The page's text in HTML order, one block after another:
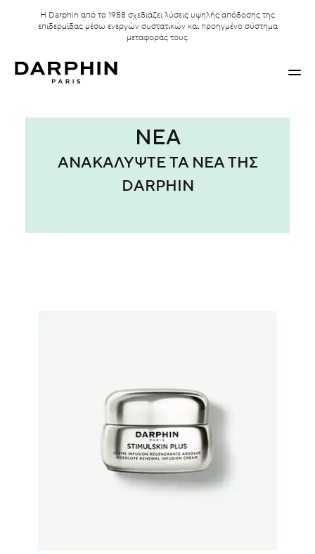
Η Darphin από το 1958 σχεδιάζει λύσεις υψηλής απόδοσης της
επιδερμίδας μέσω ενεργών συστατικών και προηγμένο σύστημα
μεταφοράς τους.
ΝΈΑ
ΑΝΑΚΑΛΎΨΤΕ ΤΑ ΝΈΑ ΤΗΣ
DARPHIN